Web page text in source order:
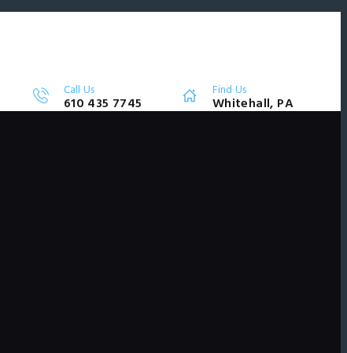
Call Us
610 435 7745
Find Us
Whitehall, PA